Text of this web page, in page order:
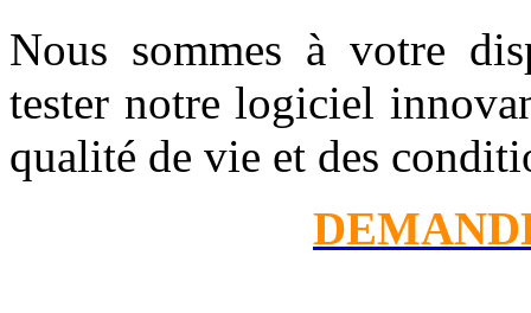
Nous sommes à votre
tester notre logiciel
qualité de vie et des